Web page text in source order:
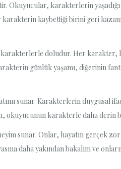
Okuyucular, karakterlerin
kaybettiği birini geri
doludur. Her karakter,
günlük yaşamı, diğerinin
sunar. Karakterlerin duygusal
okuyucunun karakterle daha derin
sunar. Onlar, hayatın gerçek
daha yakından bakalım ve